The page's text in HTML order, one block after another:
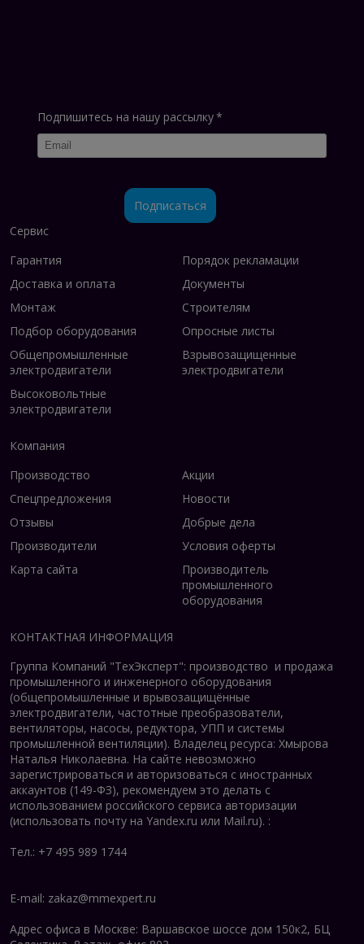
Подпишитесь на нашу рассылку*
Подписаться
Сервис
Гарантия
Порядок рекламации
Доставка и оплата
Документы
Монтаж
Строителям
Подбор оборудования
Опросные листы
Общепромышленные
электродвигатели
Взрывозащищенные
электродвигатели
Высоковольтные
электродвигатели
Компания
Производство
Акции
Спецпредложения
Новости
Отзывы
Добрые дела
Производители
Условия оферты
Карта сайта
Производитель
промышленного
оборудования
КОНТАКТНАЯ ИНФОРМАЦИЯ
Группа Компаний "ТехЭксперт": производство и продажа
промышленного и инженерного оборудования
(общепромышленные и врывозащищённые
электродвигатели, частотные преобразователи,
вентиляторы, насосы, редуктора, УПП и системы
промышленной вентиляции). Владелец ресурса: Хмырова
Наталья Николаевна. На сайте невозможно
зарегистрироваться и авторизоваться с иностранных
аккаунтов (149-ФЗ), рекомендуем это делать с
использованием российского сервиса авторизации
(использовать почту на Yandex.ru или Mail.ru). :
Тел.: +7 495 989 1744
E-mail: zakaz@mmexpert.ru
Адрес офиса в Москве: Варшавское шоссе дом 150к2, БЦ